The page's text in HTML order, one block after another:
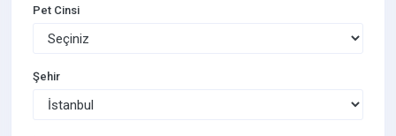
Pet Cinsi
Şehir